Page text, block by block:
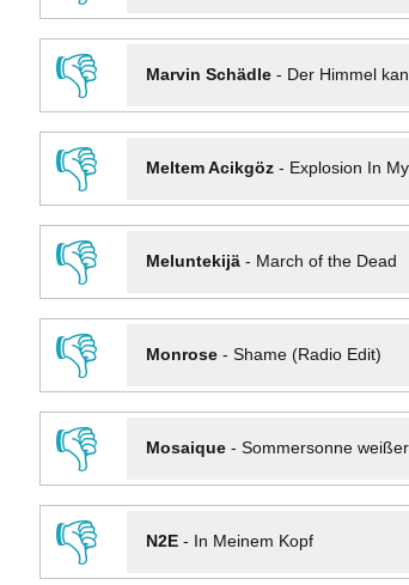
👎
Marvin Schädle- Der Himmel
👎
Meltem Acikgöz- Explosion In
👎
Meluntekijä- March of the Dead
👎
Monrose- Shame (Radio Edit)
👎
Mosaique- Sommersonne
👎
N2E- In Meinem Kopf